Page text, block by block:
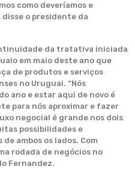
como deveríamos e
disse o presidente da
da tratativa iniciada
em maio deste ano que
de produtos e serviços
no Uruguai. “Nós
ano e estar aqui de novo é
para nós aproximar e fazer
negocial é grande nos dois
possibilidades e
ambos os lados. Com
rodada de negócios no
Fernandez.